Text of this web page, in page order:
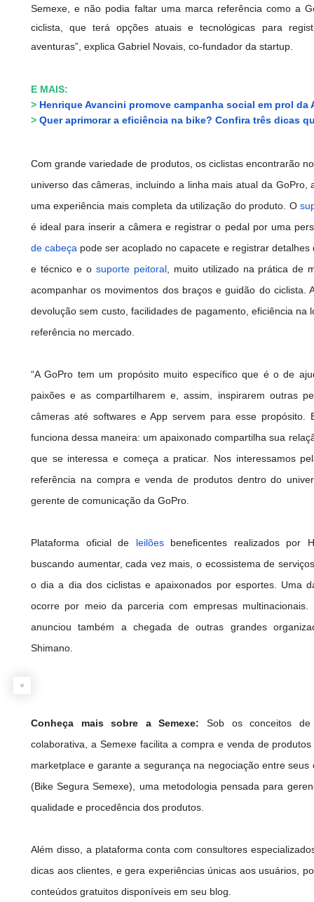
Semexe, e não podia faltar uma marca referência como a
ciclista, que terá opções atuais e tecnológicas para
aventuras”, explica Gabriel Novais, co-fundador da startup.
E MAIS:
> Henrique Avancini promove campanha social em prol da
> Quer aprimorar a eficiência na bike? Confira três dicas
Com grande variedade de produtos, os ciclistas encontrarão
universo das câmeras, incluindo a linha mais atual da GoPro,
uma experiência mais completa da utilização do produto. O
é ideal para inserir a câmera e registrar o pedal por uma
de cabeça pode ser acoplado no capacete e registrar
e técnico e o suporte peitoral, muito utilizado na prática de
acompanhar os movimentos dos braços e guidão do ciclista.
devolução sem custo, facilidades de pagamento, eficiência na
referência no mercado.
“A GoPro tem um propósito muito específico que é o de
paixões e as compartilharem e, assim, inspirarem outras
câmeras até softwares e App servem para esse propósito.
funciona dessa maneira: um apaixonado compartilha sua
que se interessa e começa a praticar. Nos interessamos
referência na compra e venda de produtos dentro do
gerente de comunicação da GoPro.
Plataforma oficial de leilõesbeneficentes realizados por
buscando aumentar, cada vez mais, o ecossistema de
o dia a dia dos ciclistas e apaixonados por esportes. Uma
ocorre por meio da parceria com empresas
anunciou também a chegada de outras grandes
Shimano.
Conheça mais sobre a Semexe: Sob os conceitos de
colaborativa, a Semexe facilita a compra e venda de
marketplace e garante a segurança na negociação entre
(Bike Segura Semexe), uma metodologia pensada para
qualidade e procedência dos produtos.
Além disso, a plataforma conta com consultores
dicas aos clientes, e gera experiências únicas aos usuários,
conteúdos gratuitos disponíveis em seu blog.